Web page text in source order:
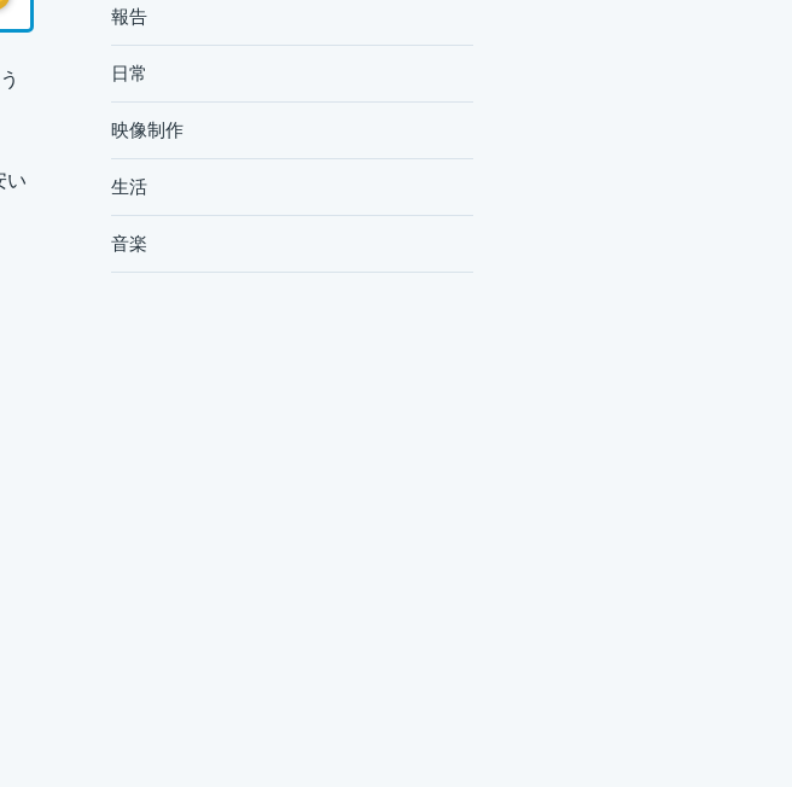
い
報告
日常
映像制作
生活
音楽